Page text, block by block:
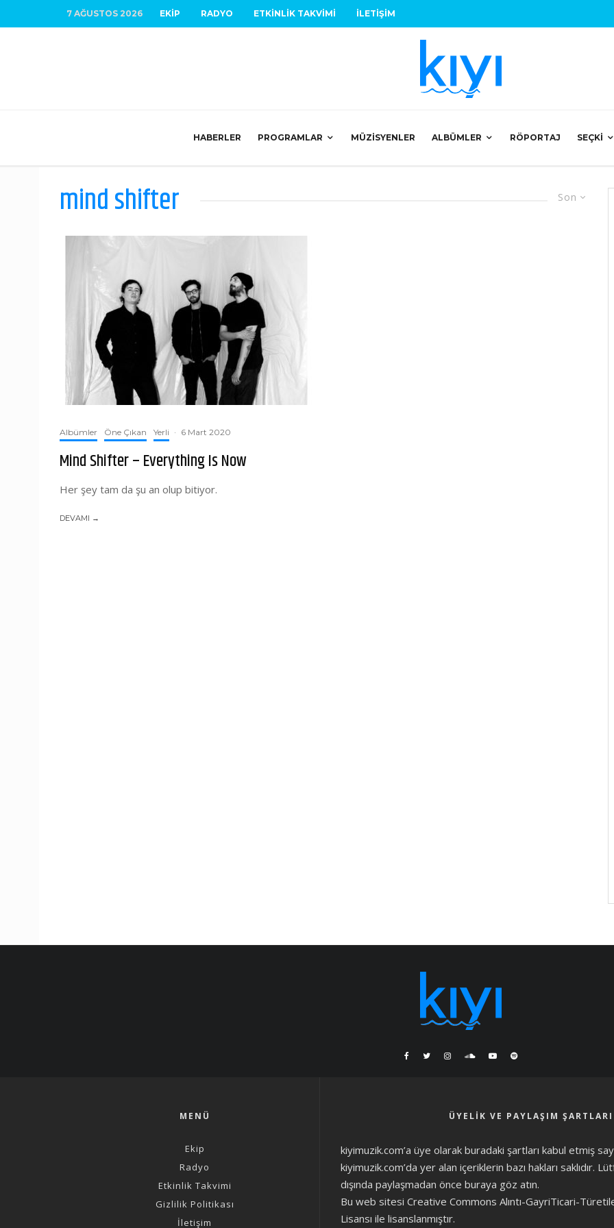
7 AĞUSTOS 2026 EKIP RADYO ETKINLIK TAKVIMI İLETIŞIM
HABERLER PROGRAMLAR MÜZISYENLER ALBÜMLER RÖPORTAJ SEÇKI
Son
mind shifter
Albümler Öne Çıkan Yerli · 6 Mart 2020
Mind Shifter – Everything Is Now
Her şey tam da şu an olup bitiyor.
DEVAMI →
MENÜ
Ekip
Radyo
Etkinlik Takvimi
Gizlilik Politikası
İletişim
ÜYELIK VE PAYLAŞIM ŞARTLARI
kiyimuzik.com’a üye olarak buradaki şartları kabul etmiş
kiyimuzik.com’da yer alan içeriklerin bazı hakları saklıdır.
dışında paylaşmadan önce buraya göz atın.
Bu web sitesi Creative Commons Alıntı-GayriTicari-
Lisansı ile lisanslanmıştır.